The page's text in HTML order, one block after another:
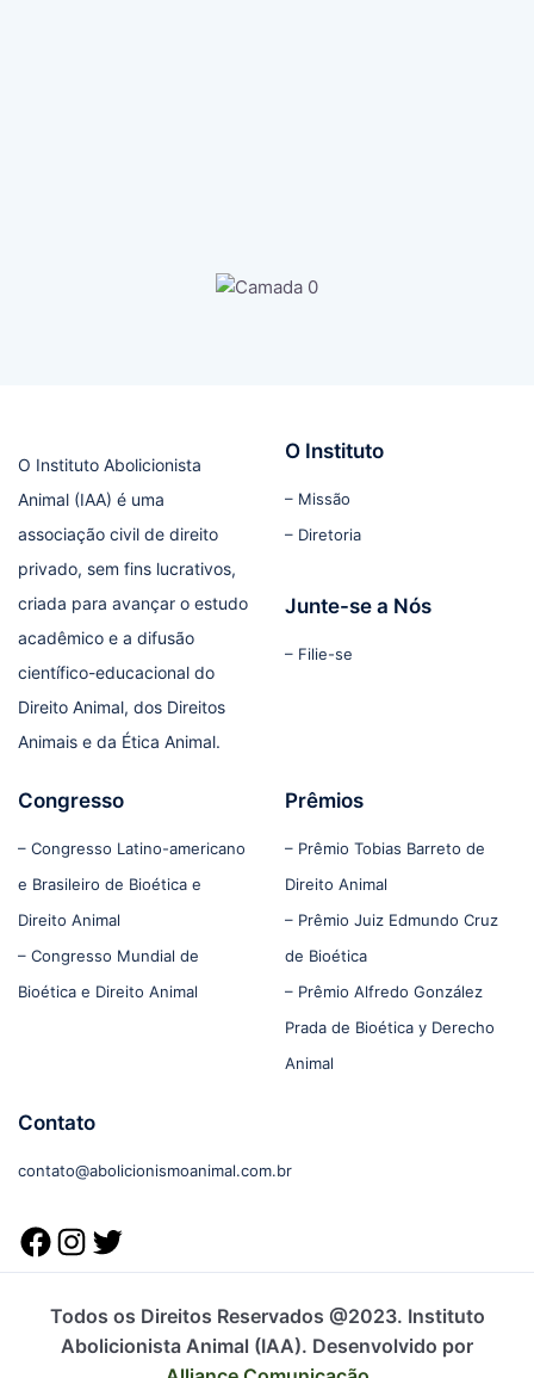
O Instituto Abolicionista
Animal (IAA) é uma
associação civil de direito
privado, sem fins lucrativos,
criada para avançar o estudo
acadêmico e a difusão
científico-educacional do
Direito Animal, dos Direitos
Animais e da Ética Animal.
O Instituto
– Missão
– Diretoria
Junte-se a Nós
– Filie-se
Congresso
– Congresso Latino-americano
e Brasileiro de Bioética e
Direito Animal
– Congresso Mundial de
Bioética e Direito Animal
Prêmios
– Prêmio Tobias Barreto de
Direito Animal
– Prêmio Juiz Edmundo Cruz
de Bioética
– Prêmio Alfredo González
Prada de Bioética y Derecho
Animal
Contato
contato@abolicionismoanimal.com.br
Todos os Direitos Reservados @2023. Instituto
Abolicionista Animal (IAA). Desenvolvido por